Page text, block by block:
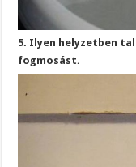
5. Ilyen helyzetben
fogmosást.